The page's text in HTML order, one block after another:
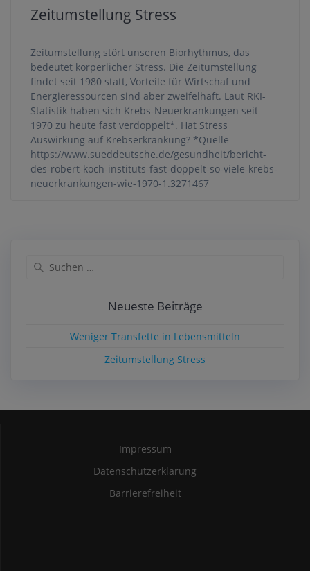
Zeitumstellung Stress
Zeitumstellung stört unseren Biorhythmus, das
bedeutet körperlicher Stress. Die Zeitumstellung
findet seit 1980 statt, Vorteile für Wirtschaf und
Energieressourcen sind aber zweifelhaft. Laut RKI-
Statistik haben sich Krebs-Neuerkrankungen seit
1970 zu heute fast verdoppelt*. Hat Stress
Auswirkung auf Krebserkrankung? *Quelle
https://www.sueddeutsche.de/gesundheit/bericht-
des-robert-koch-instituts-fast-doppelt-so-viele-krebs-
neuerkrankungen-wie-1970-1.3271467
Neueste Beiträge
Weniger Transfette in Lebensmitteln
Zeitumstellung Stress
Impressum
Datenschutzerklärung
Barrierefreiheit